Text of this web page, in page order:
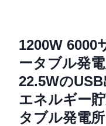
1200W 6000
ータブル発
22.5Wの
エネルギー
タブル発電所